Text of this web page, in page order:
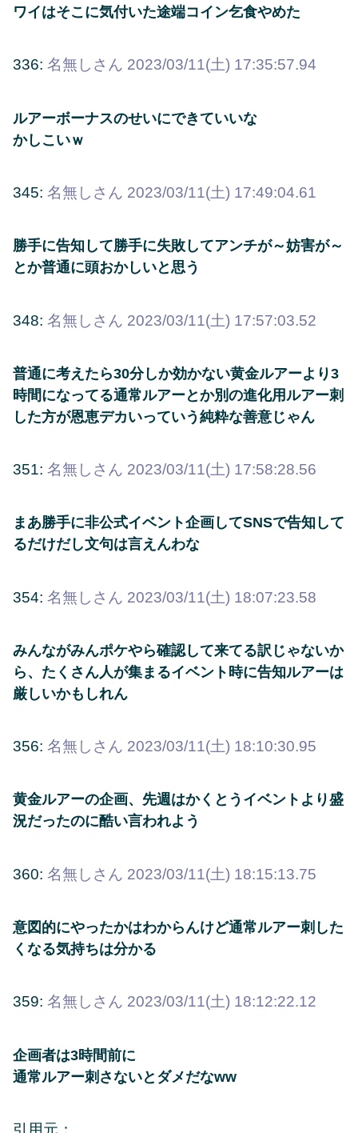
ワイはそこに気付いた途端コイン乞食やめた
336: 名無しさん 2023/03/11(土) 17:35:57.94
ルアーボーナスのせいにできていいな
かしこいｗ
345: 名無しさん 2023/03/11(土) 17:49:04.61
勝手に告知して勝手に失敗してアンチが～妨害が～
とか普通に頭おかしいと思う
348: 名無しさん 2023/03/11(土) 17:57:03.52
普通に考えたら30分しか効かない黄金ルアーより3
時間になってる通常ルアーとか別の進化用ルアー刺
した方が恩恵デカいっていう純粋な善意じゃん
351: 名無しさん 2023/03/11(土) 17:58:28.56
まあ勝手に非公式イベント企画してSNSで告知して
るだけだし文句は言えんわな
354: 名無しさん 2023/03/11(土) 18:07:23.58
みんながみんポケやら確認して来てる訳じゃないか
ら、たくさん人が集まるイベント時に告知ルアーは
厳しいかもしれん
356: 名無しさん 2023/03/11(土) 18:10:30.95
黄金ルアーの企画、先週はかくとうイベントより盛
況だったのに酷い言われよう
360: 名無しさん 2023/03/11(土) 18:15:13.75
意図的にやったかはわからんけど通常ルアー刺した
くなる気持ちは分かる
359: 名無しさん 2023/03/11(土) 18:12:22.12
企画者は3時間前に
通常ルアー刺さないとダメだなww
引用元：